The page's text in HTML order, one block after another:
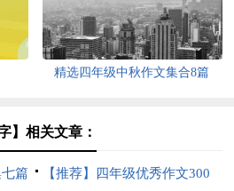
精选四年级中秋作文集合8篇
】相关文章：
篇
【推荐】四年级优秀作文300